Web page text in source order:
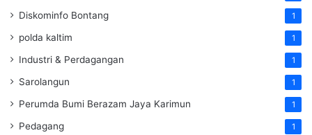
Diskominfo Bontang 1
polda kaltim 1
Industri & Perdagangan 1
Sarolangun 1
Perumda Bumi Berazam Jaya Karimun 1
Pedagang 1